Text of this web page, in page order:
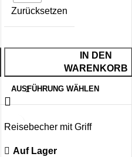
Zurücksetzen
IN DEN
WARENKORB
AUSFÜHRUNG WÄHLEN
Reisebecher mit Griff
Auf Lager